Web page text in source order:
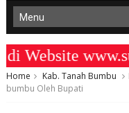
Home Kab. Tanah Bumbu
bumbu Oleh Bupati